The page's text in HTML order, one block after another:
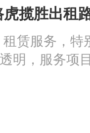
揽胜出租
赁服务，特
明，服务项